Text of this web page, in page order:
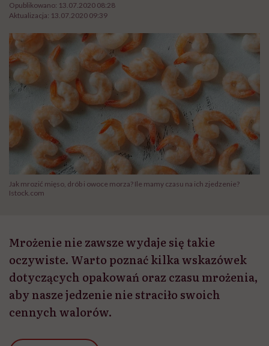
Opublikowano: 13.07.2020 08:28
Aktualizacja: 13.07.2020 09:39
Jak mrozić mięso, drób i owoce morza? Ile mamy czasu na ich zjedzenie?
Istock.com
Mrożenie nie zawsze wydaje się takie
oczywiste. Warto poznać kilka wskazówek
dotyczących opakowań oraz czasu mrożenia,
aby nasze jedzenie nie straciło swoich
cennych walorów.